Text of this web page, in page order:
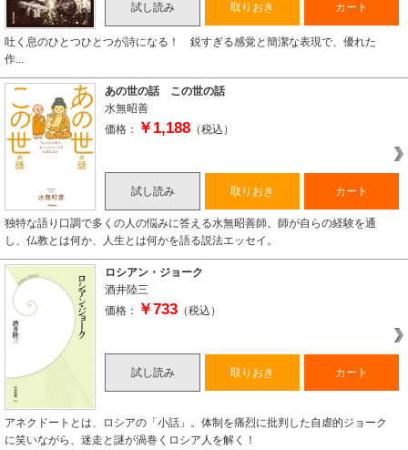
試し読み 取りおき カート
吐く息のひとつひとつが詩になる！ 鋭すぎる感覚と簡潔な表現で、優れた
作...
あの世の話 この世の話
水無昭善
価格：
￥1,188 （税込）
試し読み 取りおき カート
独特な語り口調で多くの人の悩みに答える水無昭善師。師が自らの経験を通
し、仏教とは何か、人生とは何かを語る説法エッセイ。
ロシアン・ジョーク
酒井陸三
価格：
￥733 （税込）
試し読み 取りおき カート
アネクドートとは、ロシアの「小話」。体制を痛烈に批判した自虐的ジョーク
に笑いながら、迷走と謎が渦巻くロシア人を解く！